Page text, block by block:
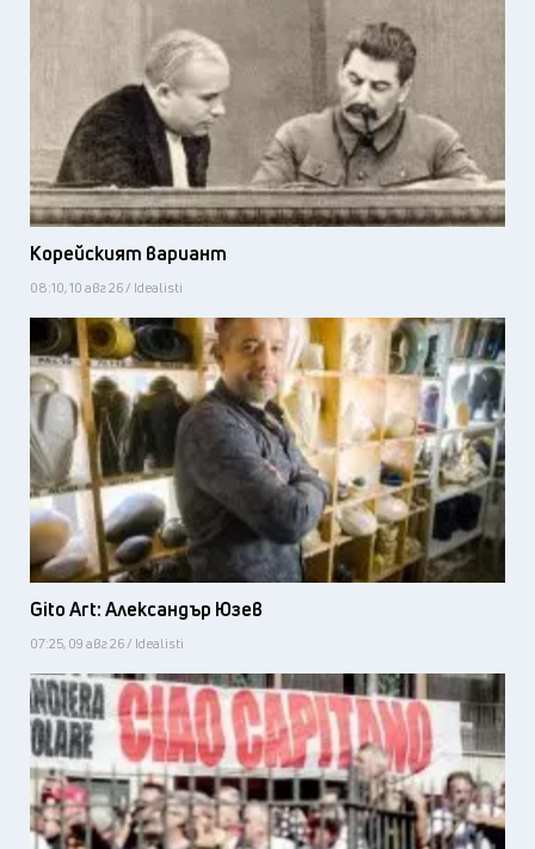
Корейският вариант
08:10, 10 авг 26 / Idealisti
Gito Art: Александър Юзев
07:25, 09 авг 26 / Idealisti